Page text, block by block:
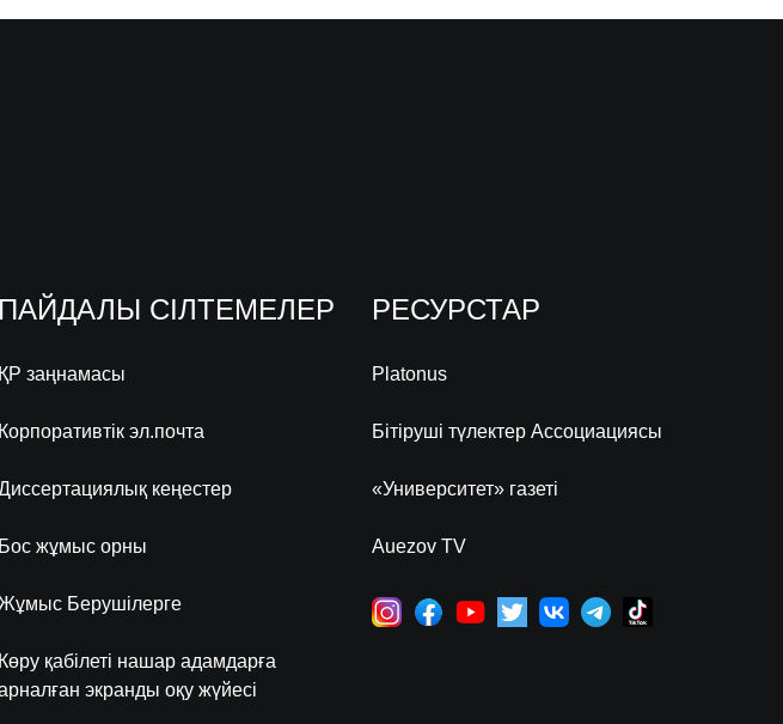
ПАЙДАЛЫ СІЛТЕМЕЛЕР
ҚР заңнамасы
Корпоративтік эл.почта
кеңестер
Бос жұмыс орны
Берушілерге
Көру қабілеті нашар адамдарға
экранды оқу жүйесі
РЕСУРСТАР
Platonus
Бітіруші түлектер Ассоциациясы
«Университет» газеті
Auezov TV